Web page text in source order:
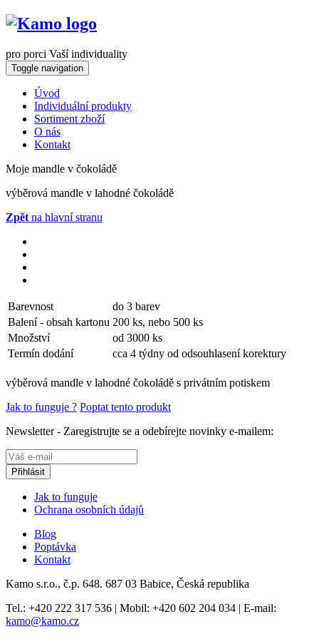
pro porci Vaší individuality
Toggle navigation
Úvod
Individuální produkty
Sortiment zboží
O nás
Kontakt
Moje mandle v čokoládě
výběrová mandle v lahodné čokoládě
Zpět na hlavní stranu
Barevnost
do 3 barev
Balení - obsah kartonu 200 ks, nebo 500 ks
Množství
od 3000 ks
Termín dodání
cca 4 týdny od odsouhlasení korektury
výběrová mandle v lahodné čokoládě s privátním potiskem
Jak to funguje ? Poptat tento produkt
Newsletter - Zaregistrujte se a odebírejte novinky e-mailem:
Jak to funguje
Ochrana osobních údajů
Blog
Poptávka
Kontakt
Kamo s.r.o., č.p. 648. 687 03 Babice, Česká republika
Tel.: +420 222 317 536 | Mobil: +420 602 204 034 | E-mail:
kamo@kamo.cz